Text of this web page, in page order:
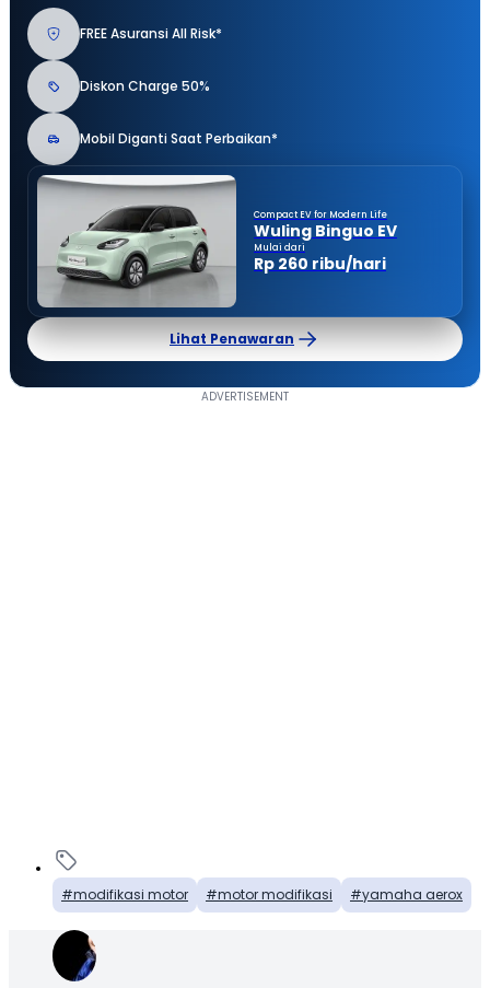
FREE Asuransi All Risk*
Diskon Charge 50%
Mobil Diganti Saat Perbaikan*
Compact EV for Modern Life
Wuling Binguo EV
Mulai dari
Rp 260 ribu/hari
Lihat Penawaran
modifikasi motor motor modifikasi yamaha aerox